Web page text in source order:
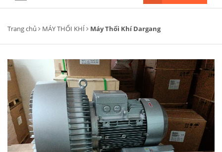
Trang chủ MÁY THỔI KHÍ Máy Thổi Khí Dargang